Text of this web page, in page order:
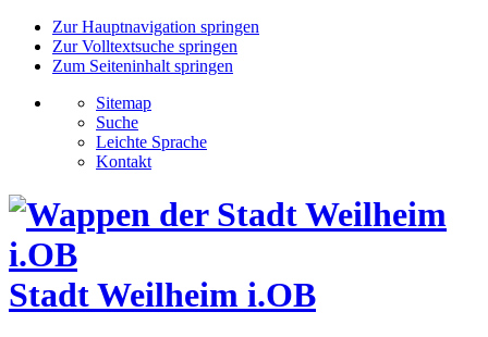
Zur Hauptnavigation springen
Zur Volltextsuche springen
Zum Seiteninhalt springen
Sitemap
Suche
Leichte Sprache
Kontakt
Stadt Weilheim i.OB